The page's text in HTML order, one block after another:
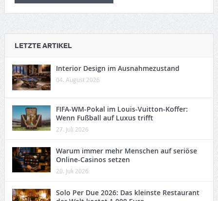
LETZTE ARTIKEL
Interior Design im Ausnahmezustand
04. August 2026
FIFA-WM-Pokal im Louis-Vuitton-Koffer:
Wenn Fußball auf Luxus trifft
27. Juli 2026
Warum immer mehr Menschen auf seriöse
Online-Casinos setzen
20. Juli 2026
Solo Per Due 2026: Das kleinste Restaurant